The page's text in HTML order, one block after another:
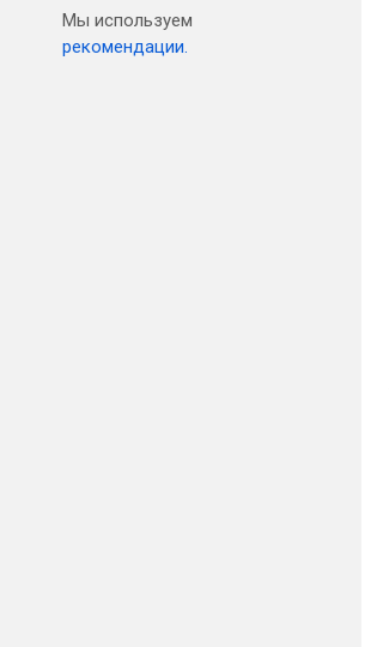
Мы используем
рекомендации.